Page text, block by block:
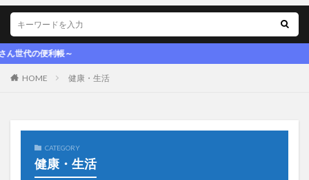
の便利帳～
HOME 健康・生活
CATEGORY
健康・生活